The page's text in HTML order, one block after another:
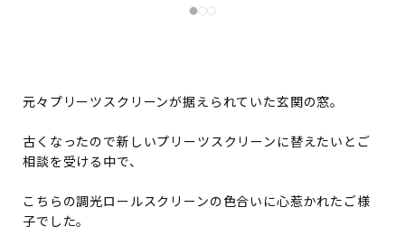
元々プリーツスクリーンが据えられていた玄関の窓。
古くなったので新しいプリーツスクリーンに替えたいとご
相談を受ける中で、
こちらの調光ロールスクリーンの色合いに心惹かれたご様
子でした。